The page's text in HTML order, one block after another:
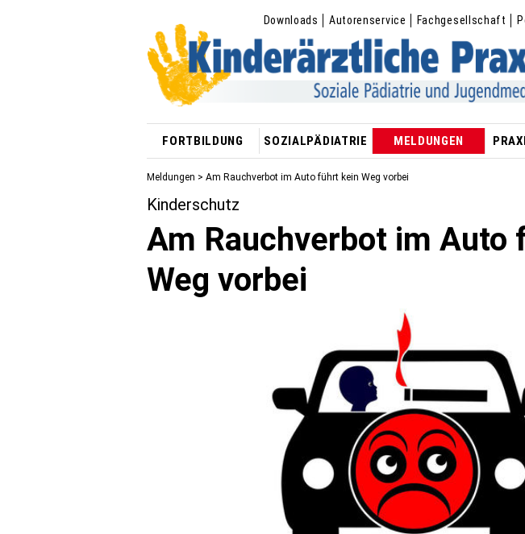
Downloads Autorenservice Fachgesellschaft
FORTBILDUNG SOZIALPÄDIATRIE MELDUNGEN
Meldungen > Am Rauchverbot im Auto führt kein Weg vorbei
Kinderschutz
Am Rauchverbot im Auto
Weg vorbei